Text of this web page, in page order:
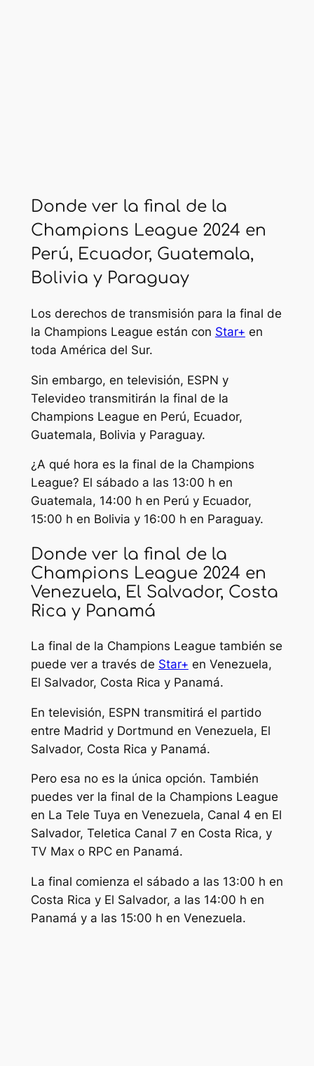
Donde ver la final de la
Champions League 2024 en
Perú, Ecuador, Guatemala,
Bolivia y Paraguay
Los derechos de transmisión para la final de
la Champions League están con Star+ en
toda América del Sur.
Sin embargo, en televisión, ESPN y
Televideo transmitirán la final de la
Champions League en Perú, Ecuador,
Guatemala, Bolivia y Paraguay.
¿A qué hora es la final de la Champions
League? El sábado a las 13:00 h en
Guatemala, 14:00 h en Perú y Ecuador,
15:00 h en Bolivia y 16:00 h en Paraguay.
Donde ver la final de la
Champions League 2024 en
Venezuela, El Salvador, Costa
Rica y Panamá
La final de la Champions League también se
puede ver a través de Star+ en Venezuela,
El Salvador, Costa Rica y Panamá.
En televisión, ESPN transmitirá el partido
entre Madrid y Dortmund en Venezuela, El
Salvador, Costa Rica y Panamá.
Pero esa no es la única opción. También
puedes ver la final de la Champions League
en La Tele Tuya en Venezuela, Canal 4 en El
Salvador, Teletica Canal 7 en Costa Rica, y
TV Max o RPC en Panamá.
La final comienza el sábado a las 13:00 h en
Costa Rica y El Salvador, a las 14:00 h en
Panamá y a las 15:00 h en Venezuela.